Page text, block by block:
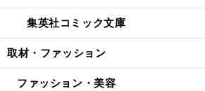
集英社コミック文庫
取材・ファッション
ファッション・美容